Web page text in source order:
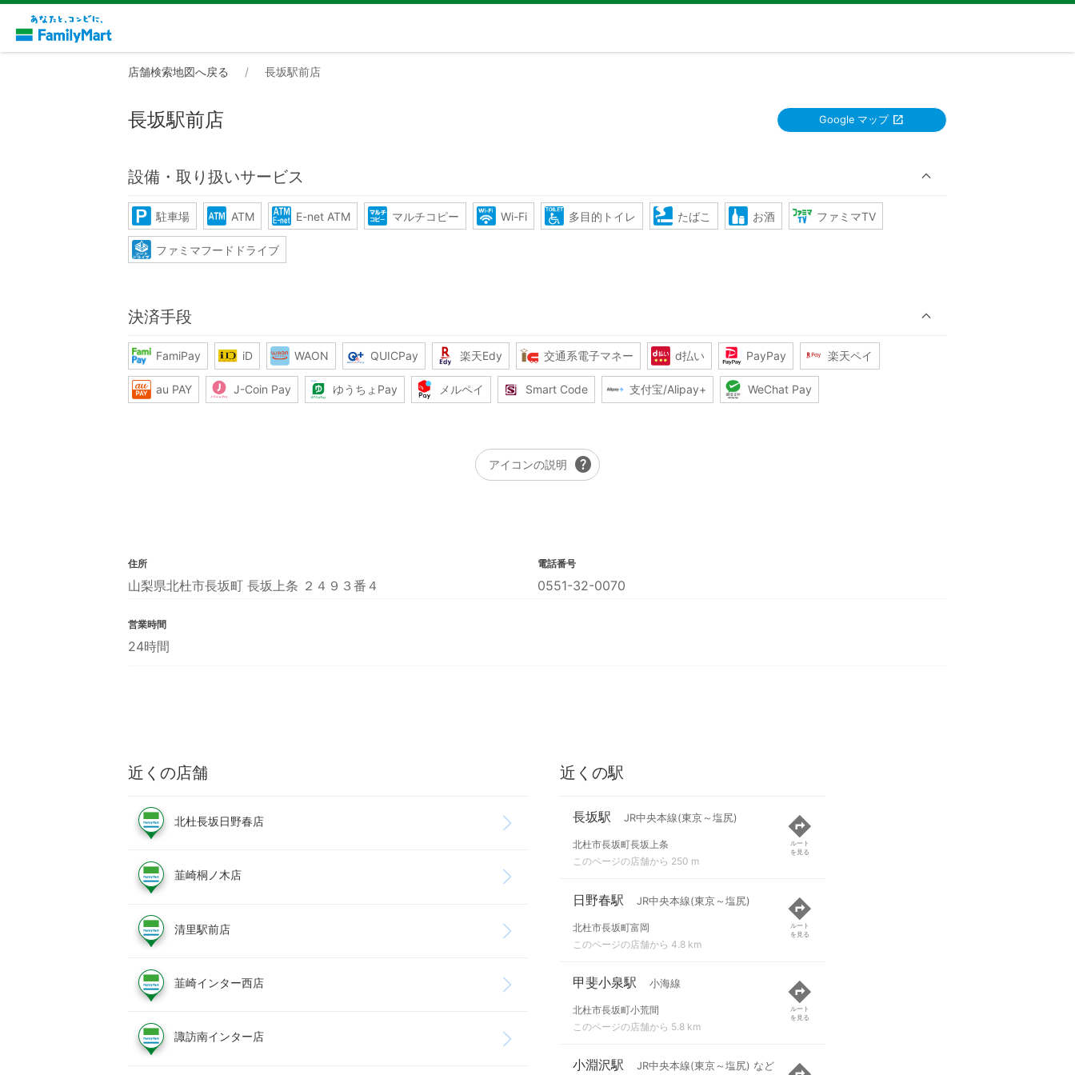
店舗検索地図へ戻る 長坂駅前店
長坂駅前店 Google マップ
設備・取り扱いサービス
駐車場 ATM E-net ATM マルチコピー Wi-Fi 多目的トイレ たばこ お酒 ファミマTV
ファミマフードドライブ
決済手段
FamiPay iD WAON QUICPay 楽天Edy 交通系電子マネー d払い PayPay 楽天ペイ
au PAY J-Coin Pay ゆうちょPay メルペイ Smart Code 支付宝/Alipay+ WeChat Pay
アイコンの説明 help
住所
山梨県北杜市長坂町 長坂上条 ２４９３番４
電話番号
0551-32-0070
営業時間
24時間
近くの店舗
北杜長坂日野春店
韮崎桐ノ木店
清里駅前店
韮崎インター西店
諏訪南インター店
近くの駅
長坂駅 JR中央本線(東京～塩尻)
北杜市長坂町長坂上条
このページの店舗から 250 m
ルート
を見る
日野春駅 JR中央本線(東京～塩尻)
北杜市長坂町富岡
このページの店舗から 4.8 km
ルート
を見る
甲斐小泉駅 小海線
北杜市長坂町小荒間
このページの店舗から 5.8 km
ルート
を見る
小淵沢駅 JR中央本線(東京～塩尻) など